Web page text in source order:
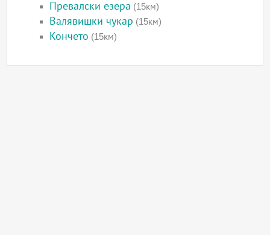
Превалски езера (15км)
Валявишки чукар (15км)
Кончето (15км)